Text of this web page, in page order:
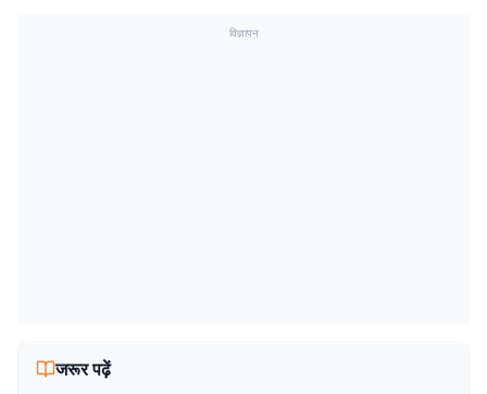
विज्ञापन
जरूर पढ़ें